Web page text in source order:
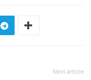
Next article